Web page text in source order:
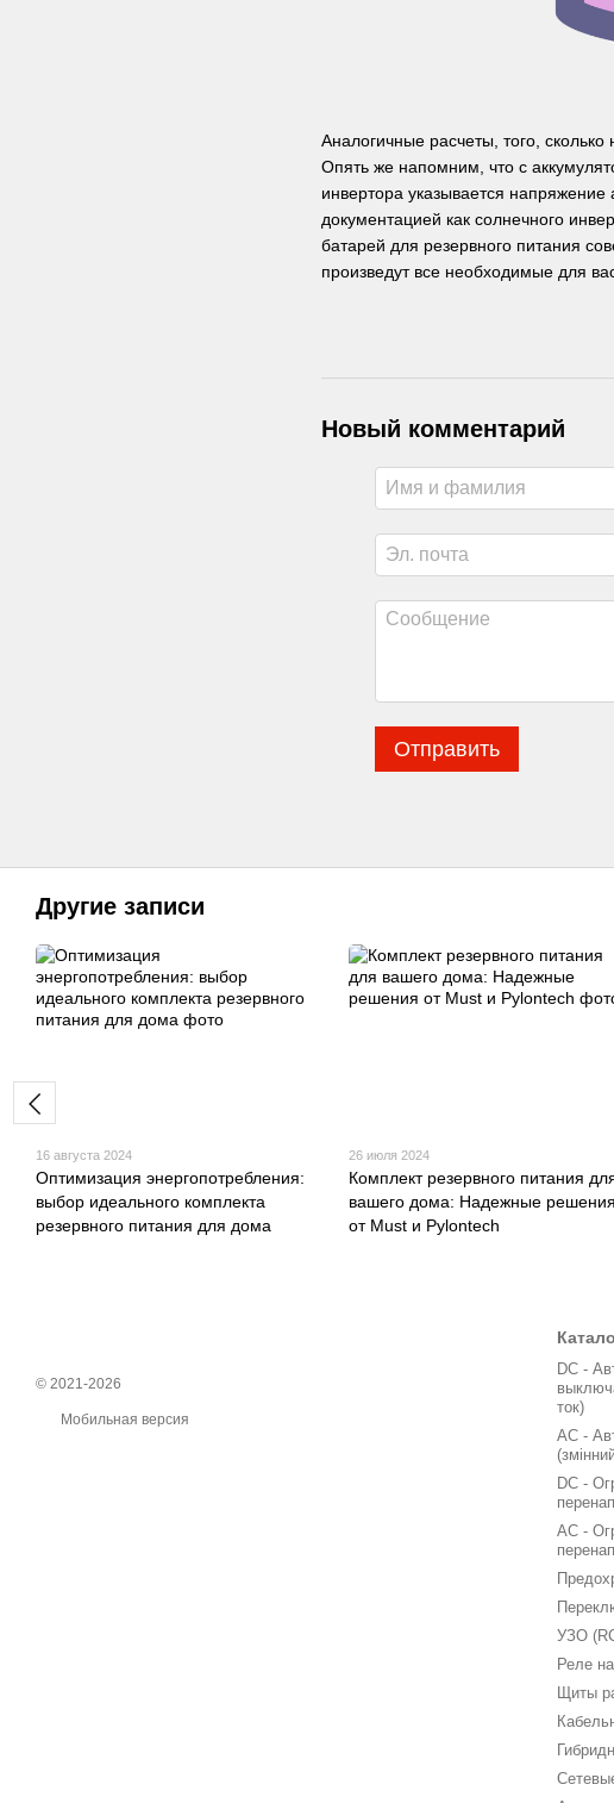
Аналогичные расчеты, того,
Опять же напомним, что с
инвертора указывается напряжение
документацией как солнечного
батарей для резервного питания
произведут все необходимые для
Новый комментарий
Отправить
Другие записи
16 августа 2024
Оптимизация энергопотребления:
выбор идеального комплекта
резервного питания для дома
26 июля 2024
Комплект резервного питания
вашего дома: Надежные решения
от Must и Pylontech
© 2021-2026
Мобильная версия
DC -
ток)
AC -
DC -
AC -
УЗО
Реле
Щиты